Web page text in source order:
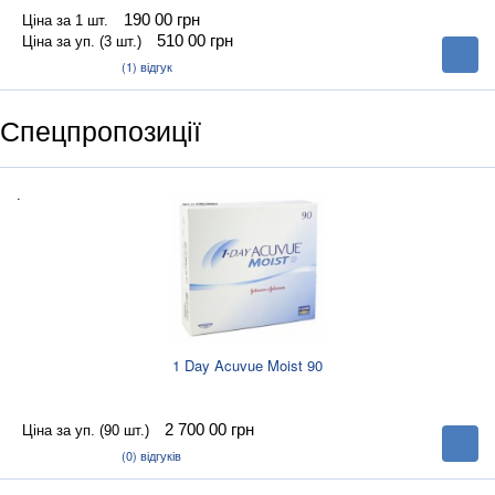
Ціна за 1 шт. 190 00 грн
Ціна за уп. (3 шт.) 510 00 грн
(1) відгук
В
корзину
Спецпропозиції
.
1 Day Acuvue Moist 90
Ціна за уп. (90 шт.) 2 700 00 грн
(0) відгуків
В
корзину